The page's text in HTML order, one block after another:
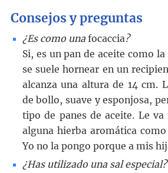
Consejos y preguntas
¿Es como unafocaccia?
Si, es un pan de aceite como la
se suele hornear en un
alcanza una altura de 14 cm.
de bollo, suave y esponjosa,
tipo de panes de aceite. Le
alguna hierba aromática
Yo no la pongo porque a mis
¿Has utilizado una sal especial?